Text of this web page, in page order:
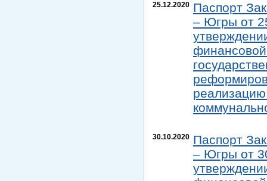
25.12.2020 Паспорт
– Югры от
финансовой
30.10.2020 Паспорт
– Югры от